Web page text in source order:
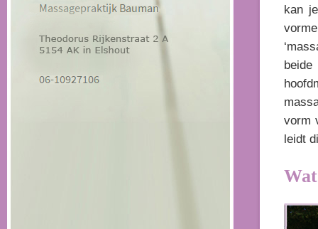
kan
beide
vorm
leidt